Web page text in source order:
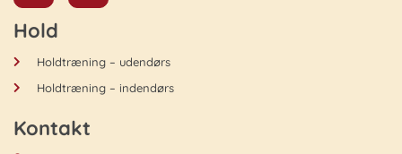
Hold
Holdtræning – udendørs
Holdtræning – indendørs
Kontakt